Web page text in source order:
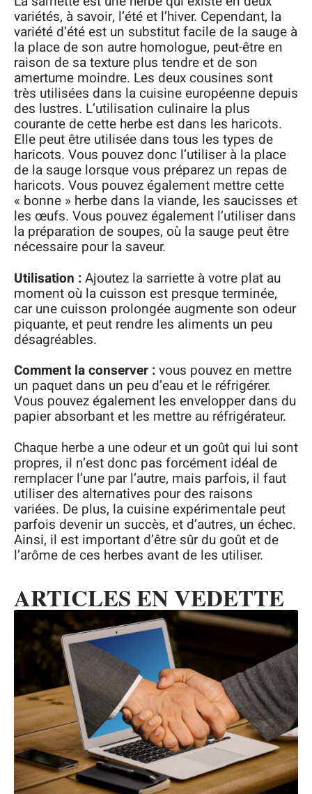
variétés, à savoir, l’été et l’hiver. Cependant, la
variété d’été est un substitut facile de la sauge à
la place de son autre homologue, peut-être en
raison de sa texture plus tendre et de son
amertume moindre. Les deux cousines sont
très utilisées dans la cuisine européenne depuis
des lustres. L’utilisation culinaire la plus
courante de cette herbe est dans les haricots.
Elle peut être utilisée dans tous les types de
haricots. Vous pouvez donc l’utiliser à la place
de la sauge lorsque vous préparez un repas de
haricots. Vous pouvez également mettre cette
« bonne » herbe dans la viande, les saucisses et
les œufs. Vous pouvez également l’utiliser dans
la préparation de soupes, où la sauge peut être
nécessaire pour la saveur.
Utilisation :Ajoutez la sarriette à votre plat au
moment où la cuisson est presque terminée,
car une cuisson prolongée augmente son odeur
piquante, et peut rendre les aliments un peu
désagréables.
Comment la conserver :vous pouvez en mettre
un paquet dans un peu d’eau et le réfrigérer.
Vous pouvez également les envelopper dans du
papier absorbant et les mettre au réfrigérateur.
Chaque herbe a une odeur et un goût qui lui sont
propres, il n’est donc pas forcément idéal de
remplacer l’une par l’autre, mais parfois, il faut
utiliser des alternatives pour des raisons
variées. De plus, la cuisine expérimentale peut
parfois devenir un succès, et d’autres, un échec.
Ainsi, il est important d’être sûr du goût et de
l’arôme de ces herbes avant de les utiliser.
ARTICLES EN VEDETTE